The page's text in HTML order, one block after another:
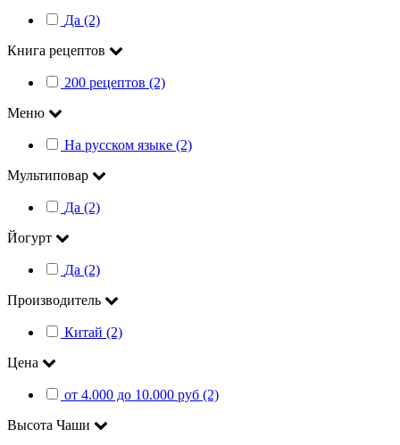
Да (2)
Книга рецептов
200 рецептов (2)
Меню
На русском языке (2)
Мультиповар
Да (2)
Йогурт
Да (2)
Производитель
Китай (2)
Цена
от 4.000 до 10.000 руб (2)
Высота Чаши